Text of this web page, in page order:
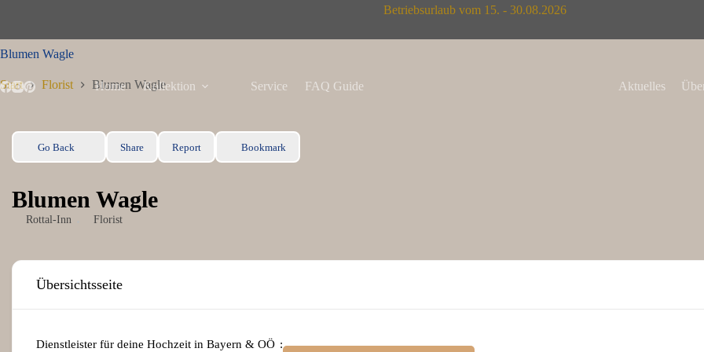
Betriebsurlaub vom 15. - 30.08.2026
Home Kollektion Service FAQ Guide Aktuelles
Blumen Wagle
Start Florist Blumen Wagle
Go Back Share Report Bookmark
Blumen Wagle
Rottal-Inn Florist
Übersichtsseite
Dienstleister für deine Hochzeit in Bayern & OÖ